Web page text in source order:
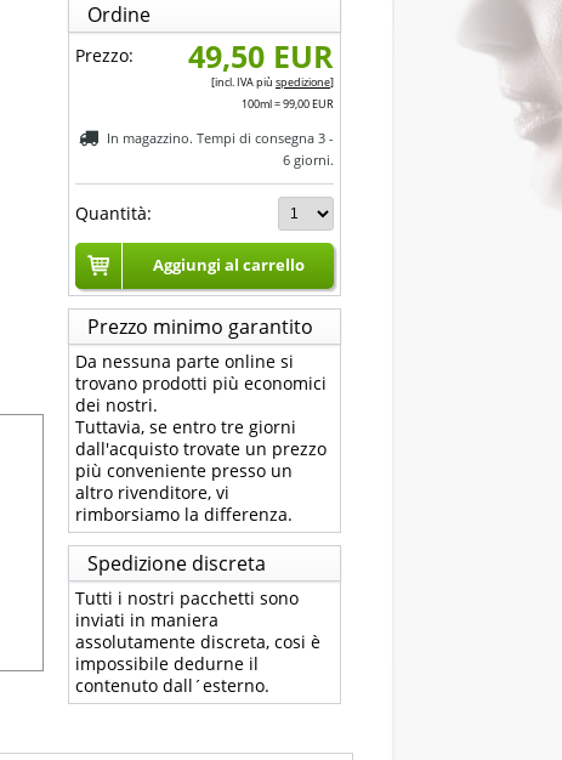
Ordine
Prezzo: 49,50 EUR
[incl. IVApiù spedizione]
100ml = 99,00 EUR
In magazzino. Tempi di consegna 3 -
6 giorni.
Quantità:
Aggiungi al carrello
Prezzo minimo garantito
Da nessuna parte online si
trovano prodotti più economici
dei nostri.
Tuttavia, se entro tre giorni
dall'acquisto trovate un prezzo
più conveniente presso un
altro rivenditore, vi
rimborsiamo la differenza.
Spedizione discreta
Tutti i nostri pacchetti sono
inviati in maniera
assolutamente discreta, cosi è
impossibile dedurne il
contenuto dall´esterno.